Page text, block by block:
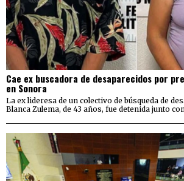
Cae ex buscadora de desaparecidos por
en Sonora
La ex lideresa de un colectivo de búsqueda de
Blanca Zulema, de 43 años, fue detenida junto